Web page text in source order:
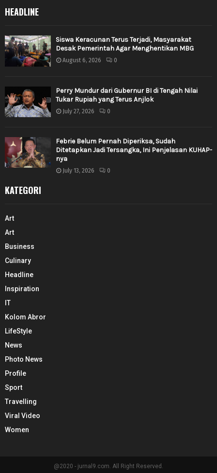
HEADLINE
Siswa Keracunan Terus Terjadi, Masyarakat
Desak Pemerintah Agar Menghentikan MBG
August 6, 2026 0
Perry Mundur dari Gubernur BI di Tengah Nilai
Tukar Rupiah yang Terus Anjlok
July 27, 2026 0
Febrie Belum Pernah Diperiksa, Sudah
Ditetapkan Jadi Tersangka, Ini Penjelasan KUHAP-
nya
July 13, 2026 0
KATEGORI
Art
Art
Business
Culinary
Headline
Inspiration
IT
Kolom Abror
LifeStyle
News
Photo News
Profile
Sport
Travelling
Viral Video
Women
@2020 - jurnal9.com. All Right Reserved.